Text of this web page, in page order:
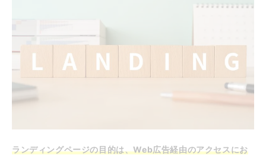
ランディングページの目的は、Web広告経由のアクセスにお